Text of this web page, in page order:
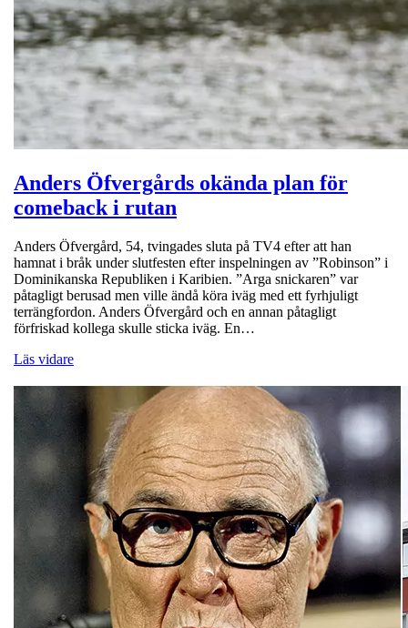
Anders Öfvergårds okända plan för
comeback i rutan
Anders Öfvergård, 54, tvingades sluta på TV4 efter att han
hamnat i bråk under slutfesten efter inspelningen av ”Robinson” i
Dominikanska Republiken i Karibien. ”Arga snickaren” var
påtagligt berusad men ville ändå köra iväg med ett fyrhjuligt
terrängfordon. Anders Öfvergård och en annan påtagligt
förfriskad kollega skulle sticka iväg. En…
Läs vidare